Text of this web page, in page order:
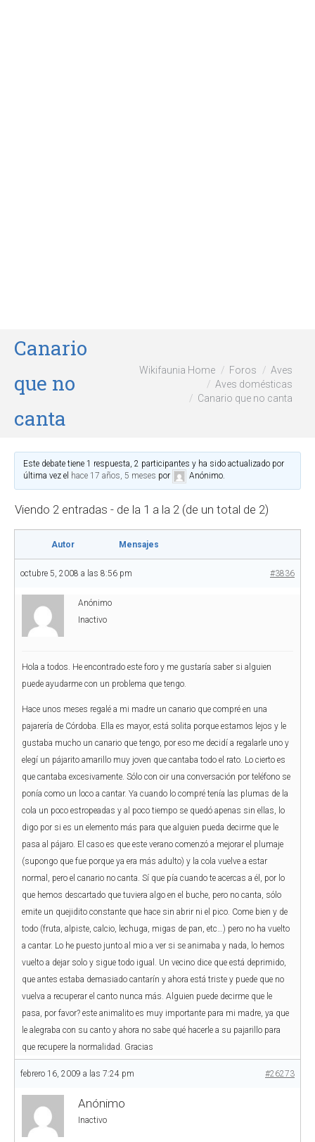
Canario
que no
canta
Wikifaunia Home Foros
Aves
Aves domésticas
Canario que no canta
Este debate tiene 1 respuesta, 2 participantes y ha sido actualizado por
última vez el hace 17 años, 5 meses por Anónimo.
Viendo 2 entradas - de la 1 a la 2 (de un total de 2)
Autor Mensajes
octubre 5, 2008 a las 8:56 pm #3836
Anónimo
Inactivo
Hola a todos. He encontrado este foro y me gustaría saber si alguien
puede ayudarme con un problema que tengo.
Hace unos meses regalé a mi madre un canario que compré en una
pajarería de Córdoba. Ella es mayor, está solita porque estamos lejos y le
gustaba mucho un canario que tengo, por eso me decidí a regalarle uno y
elegí un pájarito amarillo muy joven que cantaba todo el rato. Lo cierto es
que cantaba excesivamente. Sólo con oir una conversación por teléfono se
ponía como un loco a cantar. Ya cuando lo compré tenía las plumas de la
cola un poco estropeadas y al poco tiempo se quedó apenas sin ellas, lo
digo por si es un elemento más para que alguien pueda decirme que le
pasa al pájaro. El caso es que este verano comenzó a mejorar el plumaje
(supongo que fue porque ya era más adulto) y la cola vuelve a estar
normal, pero el canario no canta. Sí que pía cuando te acercas a él, por lo
que hemos descartado que tuviera algo en el buche, pero no canta, sólo
emite un quejidito constante que hace sin abrir ni el pico. Come bien y de
todo (fruta, alpiste, calcio, lechuga, migas de pan, etc…) pero no ha vuelto
a cantar. Lo he puesto junto al mio a ver si se animaba y nada, lo hemos
vuelto a dejar solo y sigue todo igual. Un vecino dice que está deprimido,
que antes estaba demasiado cantarín y ahora está triste y puede que no
vuelva a recuperar el canto nunca más. Alguien puede decirme que le
pasa, por favor? este animalito es muy importante para mi madre, ya que
le alegraba con su canto y ahora no sabe qué hacerle a su pajarillo para
que recupere la normalidad. Gracias
febrero 16, 2009 a las 7:24 pm #26273
Anónimo
Inactivo